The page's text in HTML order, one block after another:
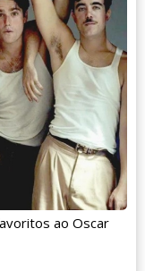
ao Oscar